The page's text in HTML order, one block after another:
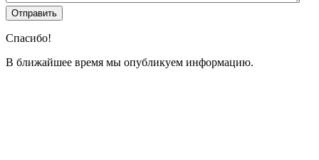
Спасибо!
В ближайшее время мы опубликуем информацию.